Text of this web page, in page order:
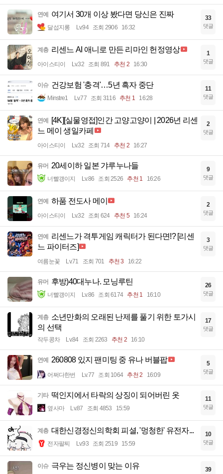
연예 여기서 30개 이상 봤다면 당신은 진짜
달섭지롱 Lv.94 조회 2906 16:32
33
댓글
계층 리센느 AI 애니로 만든 리마인 헌정영상
아이스티이 Lv.32 조회 891 추천 2 16:30
1
댓글
이슈 건강보험 '충격'…5년 흑자 중단
Minstre1 Lv.77 조회 3116 추천 1 16:28
11
댓글
연예
[4K][실물영접]인간 고양고양이 | 2026년 리센
느 메이 생일카페
아이스티이 Lv.32 조회 714 추천 2 16:27
2
댓글
유머 20세이하 일본 갸루누나들
너빨갱이지 Lv.86 조회 2526 추천 1 16:26
9
댓글
연예 하품 전도사 메이
아이스티이 Lv.32 조회 624 추천 5 16:24
2
댓글
연예
리센느가 격투게임 캐릭터가 된다면!? [리센
느 파이터즈]
여름눈꽃 Lv.71 조회 701 추천 3 16:22
3
댓글
유머 후방)40대누나. 모닝루틴
너빨갱이지 Lv.86 조회 6174 추천 1 16:10
26
댓글
계층 소년만화의 오래된 난제를 풀기 위한 토가시
의 선택
작두콩차 Lv.84 조회 2263 추천 2 16:10
17
댓글
연예 260808 있지 팬미팅 중 유나 버블팝
어쩌다한번 Lv.77 조회 1064 추천 2 16:09
5
댓글
기타 떡인지에서 타락의 상징이 되어버린 옷
옆사마 Lv.87 조회 4853 15:59
11
댓글
계층 대한신경정신의학회 피셜, '멍청한' 유전자...
전자팔찌 Lv.93 조회 2519 15:59
10
댓글
이슈 극우는 정신병이 맞는 이유 39